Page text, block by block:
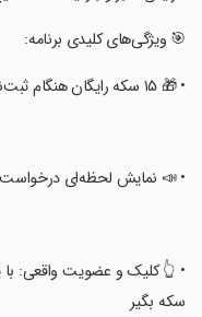
‏🎯 ویژگی‌های کلیدی برنامه:
‏• 🎁 ۱۵ سکه رایگان هنگام ثبت‌نام — از همون اول رشد کانالت رو ببین!
‏• 📣 نمایش لحظه‌ای
‏• 👆 کلیک و عضویت واقعی:
سکه بگیر